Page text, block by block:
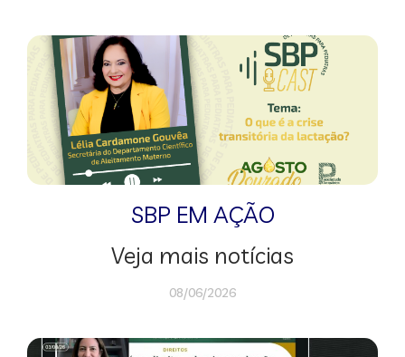
SBP EM AÇÃO
Veja mais notícias
08/06/2026